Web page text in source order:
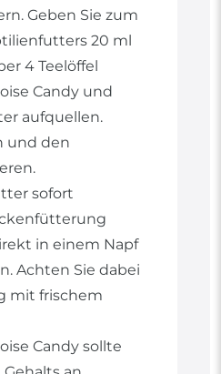
Geben Sie zum
20 ml
4 Teelöffel
Candy und
aufquellen.
und den
sofort
in einem Napf
Achten Sie dabei
mit frischem
Candy sollte